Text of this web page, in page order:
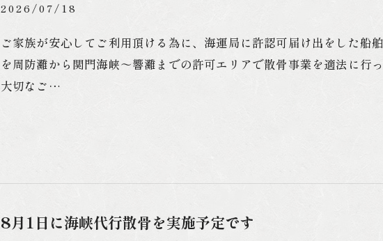
2026/07/18
ご家族が安心してご利用頂ける為に、海運局に許認可届け出をした船
を周防灘から関門海峡～響灘までの許可エリアで散骨事業を適法に行
大切なご…
8月1日に海峡代行散骨を実施予定です